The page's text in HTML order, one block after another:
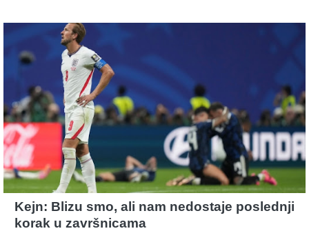
Kejn: Blizu smo, ali nam nedostaje poslednji
korak u završnicama